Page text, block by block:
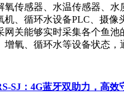
氧传感器、水温传感器、水
机、循环水设备PLC、摄像
网关能够实时采集各个鱼池
增氧、循环水等设备状态
SJ：4G蓝牙双助力，高效